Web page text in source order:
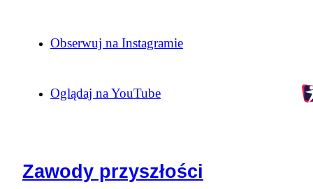
Obserwuj na Instagramie
Oglądaj na YouTube
Zawody przyszłości